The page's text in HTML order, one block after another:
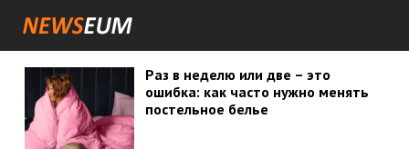
Раз в неделю или две – это
ошибка: как часто нужно менять
постельное белье